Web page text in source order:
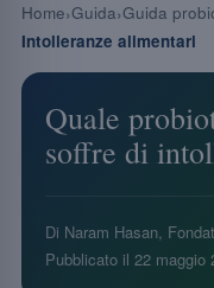
Quale
soffre di
Di Naram Hasan,
Pubblicato il 22 maggio
Home Guida Guida
Intolleranze alimentari